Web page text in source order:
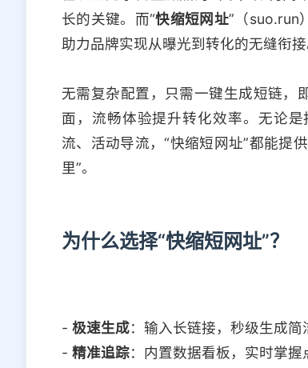
长的关键。而“快缩短网址”（suo.run
助力品牌实现从曝光到转化的无缝衔接
无需复杂配置，只需一键生成短链，
面，流畅体验提升转化效率。无论
流、活动导流，“快缩短网址”都能提
里”。
为什么选择“快缩短网址”？
- 极速生成：输入长链接，秒级生成简
- 精准追踪：内置数据看板，实时掌握